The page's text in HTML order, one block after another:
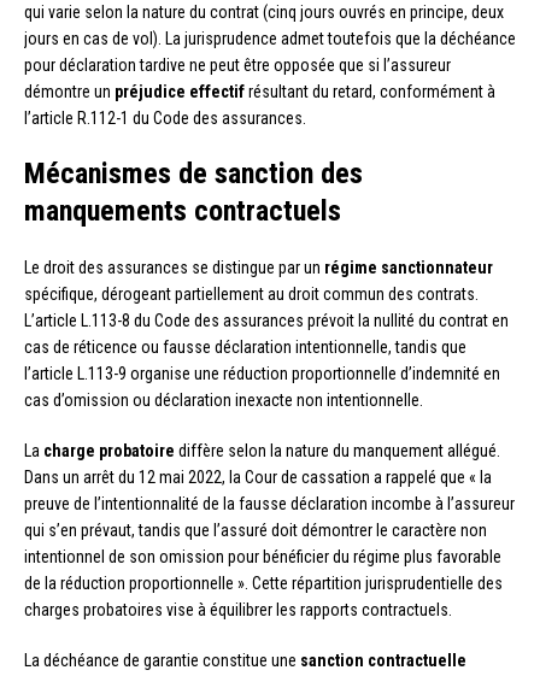
qui varie selon la nature du contrat (cinq jours ouvrés en principe, deux
jours en cas de vol). La jurisprudence admet toutefois que la déchéance
pour déclaration tardive ne peut être opposée que si l’assureur
démontre un préjudice effectifrésultant du retard, conformément à
l’article R.112-1 du Code des assurances.
Mécanismes de sanction des
manquements contractuels
Le droit des assurances se distingue par un régime sanctionnateur
spécifique, dérogeant partiellement au droit commun des contrats.
L’article L.113-8 du Code des assurances prévoit la nullité du contrat en
cas de réticence ou fausse déclaration intentionnelle, tandis que
l’article L.113-9 organise une réduction proportionnelle d’indemnité en
cas d’omission ou déclaration inexacte non intentionnelle.
La charge probatoire diffère selon la nature du manquement allégué.
Dans un arrêt du 12 mai 2022, la Cour de cassation a rappelé que « la
preuve de l’intentionnalité de la fausse déclaration incombe à l’assureur
qui s’en prévaut, tandis que l’assuré doit démontrer le caractère non
intentionnel de son omission pour bénéficier du régime plus favorable
de la réduction proportionnelle ». Cette répartition jurisprudentielle des
charges probatoires vise à équilibrer les rapports contractuels.
La déchéance de garantie constitue une sanction contractuelle